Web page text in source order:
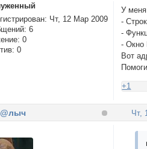
: Чт, 12 Мар 2009
6
0
0
У меня
-
-
- Окно
Вот
+1
Чт,